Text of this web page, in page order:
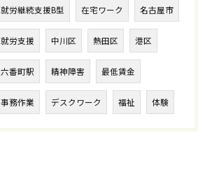
就労継続支援B型 在宅ワーク 名古屋市
就労支援 中川区 熱田区 港区
六番町駅 精神障害 最低賃金
事務作業 デスクワーク 福祉 体験